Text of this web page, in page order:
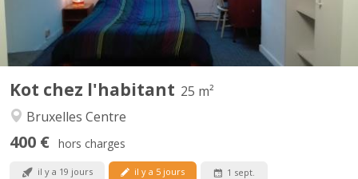
Kot chez l'habitant 25 m²
Bruxelles Centre
400 € hors charges
il y a 19 jours il y a 5 jours 1 sept.